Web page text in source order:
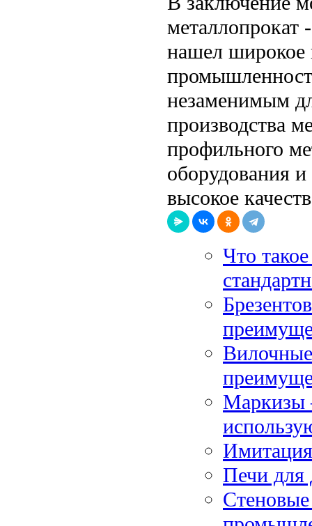
металлопрокат
нашел широкое
незаменимым
производства
профильного
оборудования
высокое
Что
Маркизы
Имитация
Печи для